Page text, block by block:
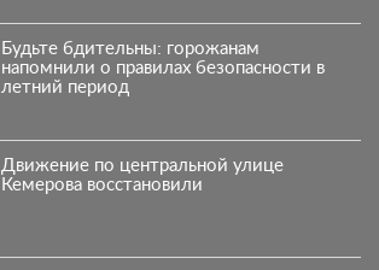
Будьте бдительны: горожанам
напомнили о правилах безопасности в
летний период
Движение по центральной улице
Кемерова восстановили